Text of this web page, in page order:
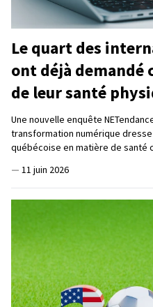
Le quart des
ont déjà demandé
de leur santé
Une nouvelle enquête
transformation numérique
québécoise en matière de santé
— 11 juin 2026